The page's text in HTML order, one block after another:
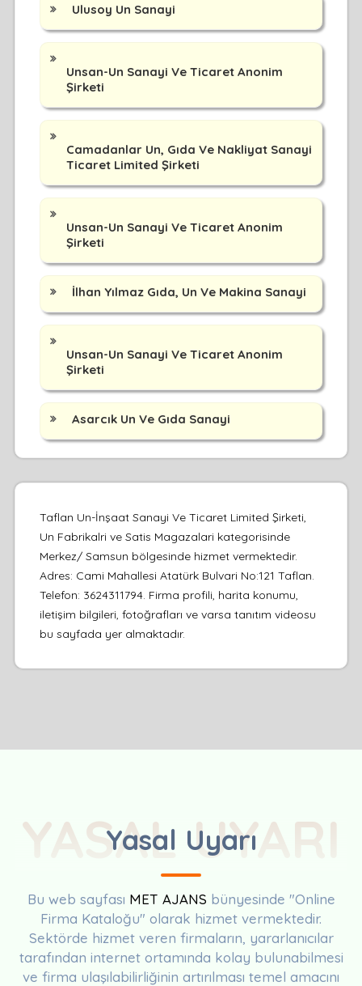
Ulusoy Un Sanayi
Unsan-Un Sanayi Ve Ticaret Anonim
Şirketi
Camadanlar Un, Gıda Ve Nakliyat Sanayi
Ticaret Limited Şirketi
Unsan-Un Sanayi Ve Ticaret Anonim
Şirketi
İlhan Yılmaz Gıda, Un Ve Makina Sanayi
Unsan-Un Sanayi Ve Ticaret Anonim
Şirketi
Asarcık Un Ve Gıda Sanayi
Taflan Un-İnşaat Sanayi Ve Ticaret Limited Şirketi,
Un Fabrikalri ve Satis Magazalari kategorisinde
Merkez/ Samsun bölgesinde hizmet vermektedir.
Adres: Cami Mahallesi Atatürk Bulvari No:121 Taflan.
Telefon: 3624311794. Firma profili, harita konumu,
iletişim bilgileri, fotoğrafları ve varsa tanıtım videosu
bu sayfada yer almaktadır.
Yasal Uyarı
YASAL UYARI
Bu web sayfası MET AJANS bünyesinde "Online
Firma Kataloğu" olarak hizmet vermektedir.
Sektörde hizmet veren firmaların, yararlanıcılar
tarafından internet ortamında kolay bulunabilmesi
ve firma ulaşılabilirliğinin artırılması temel amacını